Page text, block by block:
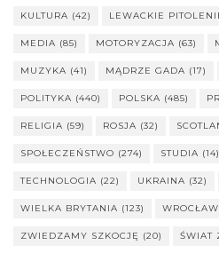
KULTURA (42) LEWACKIE
MEDIA (85) MOTORYZACJA (63)
MUZYKA (41) MĄDRZE GADA (17)
POLITYKA (440) POLSKA (485)
RELIGIA (59) ROSJA (32)
SPOŁECZEŃSTWO (274) STUDIA (14)
TECHNOLOGIA (22) UKRAINA (32)
WIELKA BRYTANIA (123) WROCŁAW
ZWIEDZAMY SZKOCJĘ (20) ŚWIAT